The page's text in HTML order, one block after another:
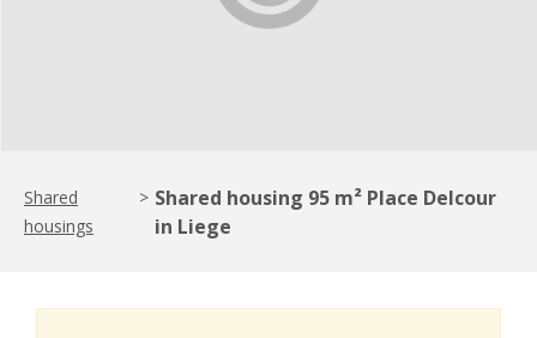
Shared
housings
> Shared housing 95 m² Place Delcour
in Liege